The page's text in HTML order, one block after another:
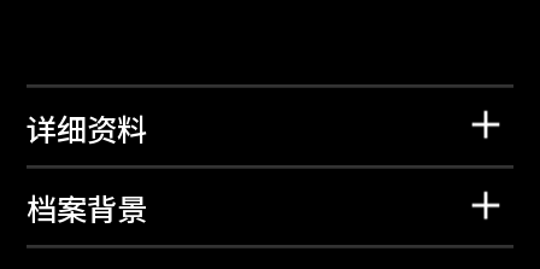
详细资料
档案背景